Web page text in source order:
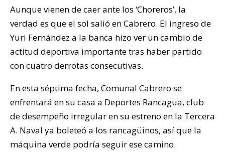
Aunque vienen de caer ante los ‘Choreros’, la
verdad es que el sol salió en Cabrero. El ingreso de
Yuri Fernández a la banca hizo ver un cambio de
actitud deportiva importante tras haber partido
con cuatro derrotas consecutivas.
En esta séptima fecha, Comunal Cabrero se
enfrentará en su casa a Deportes Rancagua, club
de desempeño irregular en su estreno en la Tercera
A. Naval ya boleteó a los rancagüinos, así que la
máquina verde podría seguir ese camino.